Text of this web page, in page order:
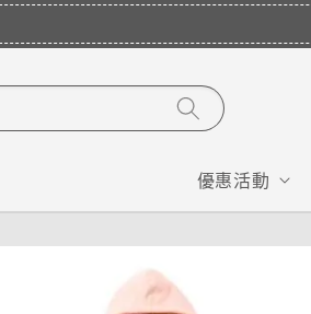
優惠活動